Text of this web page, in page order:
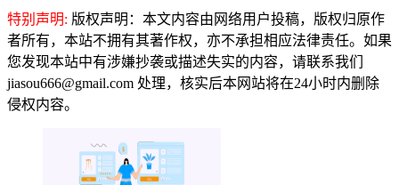
特别声明: 版权声明：本文内容由网络用户投稿，版权归原作
者所有，本站不拥有其著作权，亦不承担相应法律责任。如果
您发现本站中有涉嫌抄袭或描述失实的内容，请联系我们
jiasou666@gmail.com 处理，核实后本网站将在24小时内删除
侵权内容。